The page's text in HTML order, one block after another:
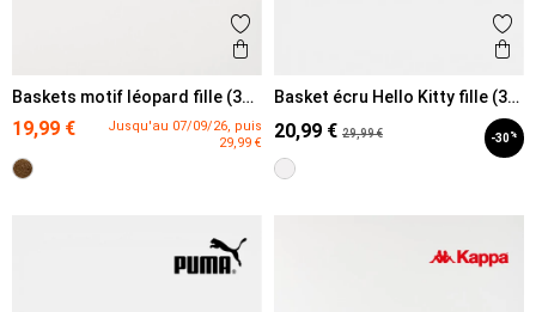
Ajouter aux favoris
Aperçu rapide
Baskets motif léopard fille (31-
19,99 €
Jusqu'au 07/09/26, puis
29,99 €
Basket écru Hello Kitty fille (31-
20,99 € 29,99 € -30%